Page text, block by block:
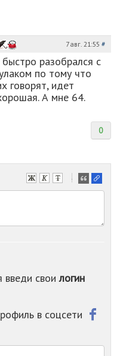
7 авг. 21:55 #
разобрался с
по тому что
говорят, идет
А мне 64.
0
-
-
-
-
-
введи своилогин
в соцсети